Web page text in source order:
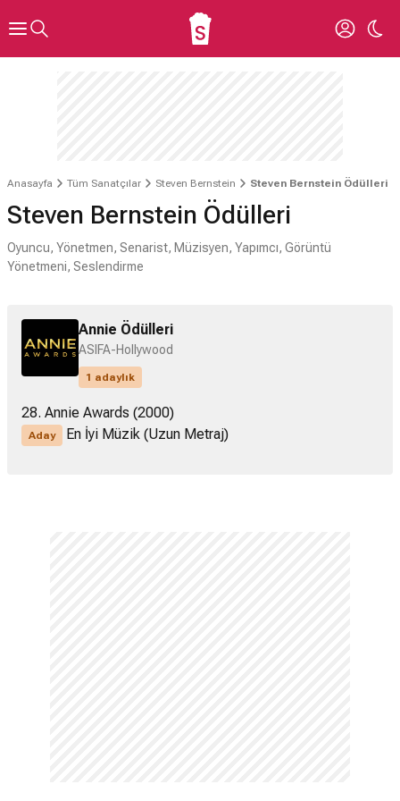
Anasayfa Tüm Sanatçılar Steven Bernstein Steven Bernstein Ödülleri
Steven Bernstein Ödülleri
Oyuncu, Yönetmen, Senarist, Müzisyen, Yapımcı, Görüntü
Yönetmeni, Seslendirme
Annie Ödülleri
ASIFA-Hollywood
1 adaylık
28. Annie Awards (2000)
Aday En İyi Müzik (Uzun Metraj)